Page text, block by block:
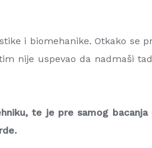
i biomehanike. Otkako se
nije uspevao da nadmaši
te je pre samog